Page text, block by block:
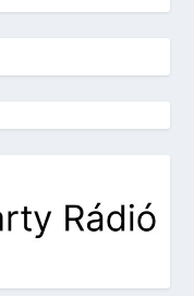
Vörösmarty Rádió